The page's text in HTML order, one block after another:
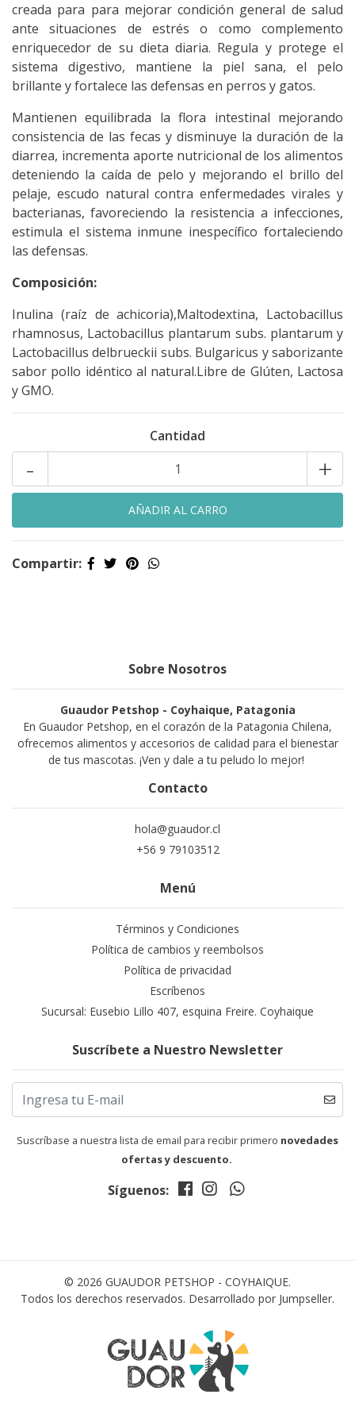
creada para para mejorar condición general de salud
ante situaciones de estrés o como complemento
enriquecedor de su dieta diaria. Regula y protege el
sistema digestivo, mantiene la piel sana, el pelo
brillante y fortalece las defensas en perros y gatos.
Mantienen equilibrada la flora intestinal mejorando
consistencia de las fecas y disminuye la duración de la
diarrea, incrementa aporte nutricional de los alimentos
deteniendo la caída de pelo y mejorando el brillo del
pelaje, escudo natural contra enfermedades virales y
bacterianas, favoreciendo la resistencia a infecciones,
estimula el sistema inmune inespecífico fortaleciendo
las defensas.
Composición:
Inulina (raíz de achicoria),Maltodextina, Lactobacillus
rhamnosus, Lactobacillus plantarum subs. plantarum y
Lactobacillus delbrueckii subs. Bulgaricus y saborizante
sabor pollo idéntico al natural.Libre de Glúten, Lactosa
y GMO.
Cantidad
+
-
Compartir:
Sobre Nosotros
Guaudor Petshop - Coyhaique, Patagonia
En Guaudor Petshop, en el corazón de la Patagonia Chilena,
ofrecemos alimentos y accesorios de calidad para el bienestar
de tus mascotas. ¡Ven y dale a tu peludo lo mejor!
Contacto
hola@guaudor.cl
+56 9 79103512
Menú
Términos y Condiciones
Política de cambios y reembolsos
Política de privacidad
Escríbenos
Sucursal: Eusebio Lillo 407, esquina Freire. Coyhaique
Suscríbete a Nuestro Newsletter
Suscríbase a nuestra lista de email para recibir primero novedades
ofertas y descuento.
Síguenos:
© 2026 GUAUDOR PETSHOP - COYHAIQUE.
Todos los derechos reservados. Desarrollado por Jumpseller.